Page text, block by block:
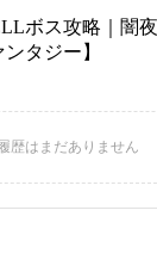
ボス攻略｜闇
タジー】